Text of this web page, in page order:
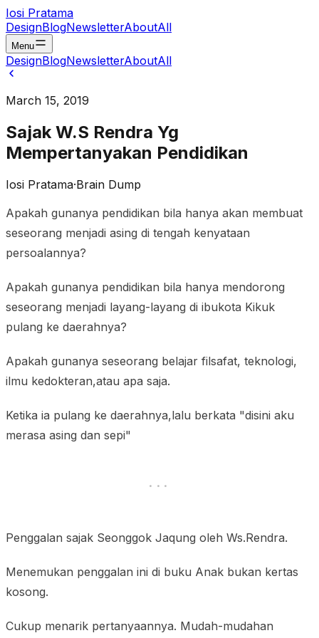
Iosi Pratama
DesignBlogNewsletterAboutAll
Menu
DesignBlogNewsletterAboutAll
March 15, 2019
Sajak W.S Rendra Yg
Mempertanyakan Pendidikan
Iosi Pratama·Brain Dump
Apakah gunanya pendidikan bila hanya akan membuat
seseorang menjadi asing di tengah kenyataan
persoalannya?
Apakah gunanya pendidikan bila hanya mendorong
seseorang menjadi layang-layang di ibukota Kikuk
pulang ke daerahnya?
Apakah gunanya seseorang belajar filsafat, teknologi,
ilmu kedokteran,atau apa saja.
Ketika ia pulang ke daerahnya,lalu berkata "disini aku
merasa asing dan sepi"
Penggalan sajak Seonggok Jaqung oleh Ws.Rendra.
Menemukan penggalan ini di buku Anak bukan kertas
kosong.
Cukup menarik pertanyaannya. Mudah-mudahan